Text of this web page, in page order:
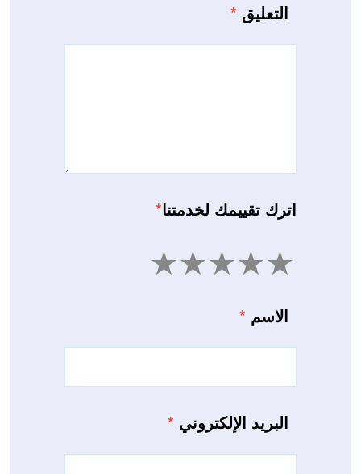
التعليق *
اترك تقييمك لخدمتنا*
4 3 2 1
الاسم *
البريد الإلكتروني *